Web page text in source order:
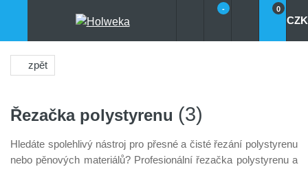
- 0
CZK
zpět
Řezačka polystyrenu (3)
Hledáte spolehlivý nástroj pro přesné a čisté řezání polystyrenu
nebo pěnových materiálů? Profesionální řezačka polystyrenu a